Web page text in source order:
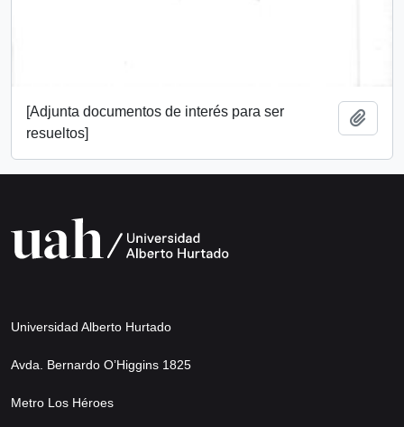
[Adjunta documentos de interés para ser
resueltos]
Universidad Alberto Hurtado
Avda. Bernardo O’Higgins 1825
Metro Los Héroes